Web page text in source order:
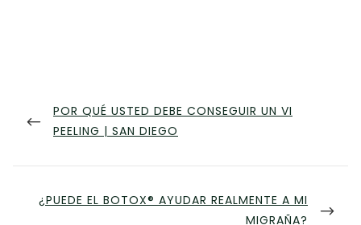
posterior
PREVIOUS
POST
POR QUÉ USTED DEBE CONSEGUIR UN VI
PEELING | SAN DIEGO
SIGUIENTE
¿PUEDE EL BOTOX® AYUDAR REALMENTE A MI
MIGRAÑA?